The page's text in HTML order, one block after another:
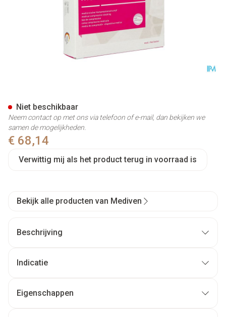
€ 68,14
Verwittig mij als het product terug in voorraad is
Niet beschikbaar
Neem contact op met ons via telefoon of e-mail, dan bekijken we
samen de mogelijkheden.
Bekijk alle producten van Mediven
Beschrijving
Indicatie
Eigenschappen